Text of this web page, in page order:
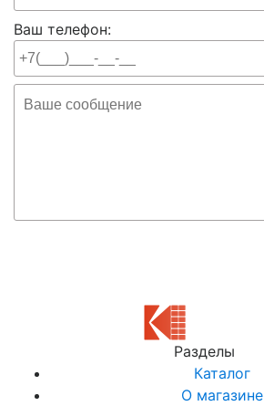
Ваш телефон:
Разделы
Каталог
О магазине